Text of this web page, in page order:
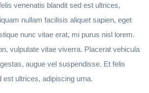
venenatis blandit sed est ultrices,
nullam facilisis aliquet sapien, eget
nunc vitae erat, mi purus nisl lorem.
vulputate vitae viverra. Placerat vehicula
augue vel suspendisse. Et felis
est ultrices, adipiscing urna.